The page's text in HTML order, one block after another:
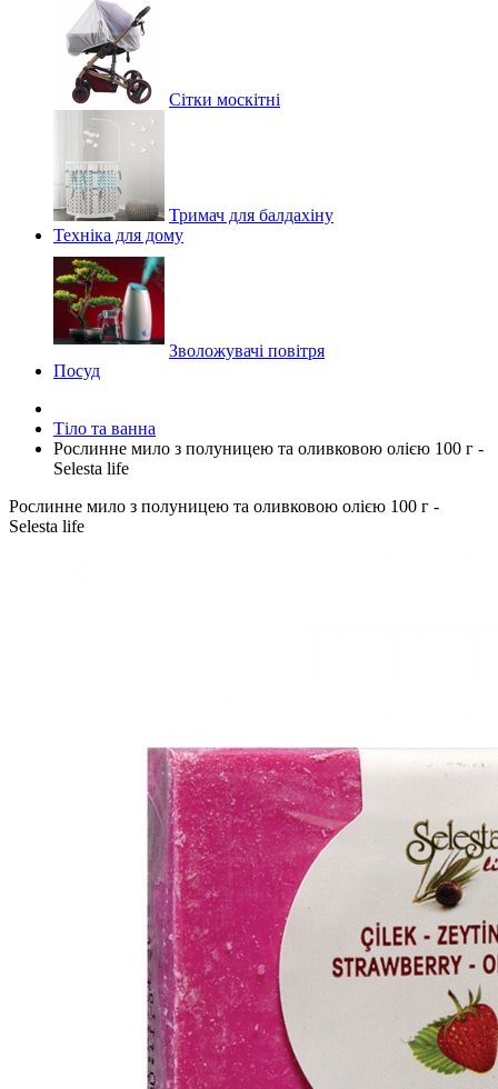
Сітки москітні
Тримач для балдахіну
Техніка для дому
Зволожувачі повітря
Посуд
Тіло та ванна
Рослинне мило з полуницею та оливковою олією 100 г -
Selesta life
Рослинне мило з полуницею та оливковою олією 100 г -
Selesta life